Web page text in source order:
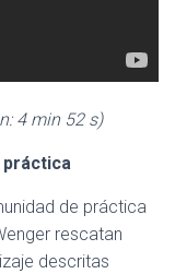
4 min 52 s)
práctica
de práctica
rescatan
descritas